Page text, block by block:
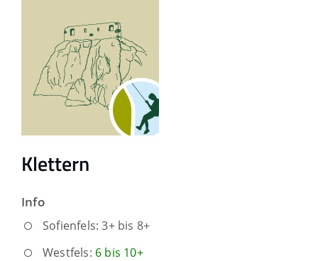
Klettern
Info
Sofienfels:3+ bis 8+
Westfels: 6 bis 10+